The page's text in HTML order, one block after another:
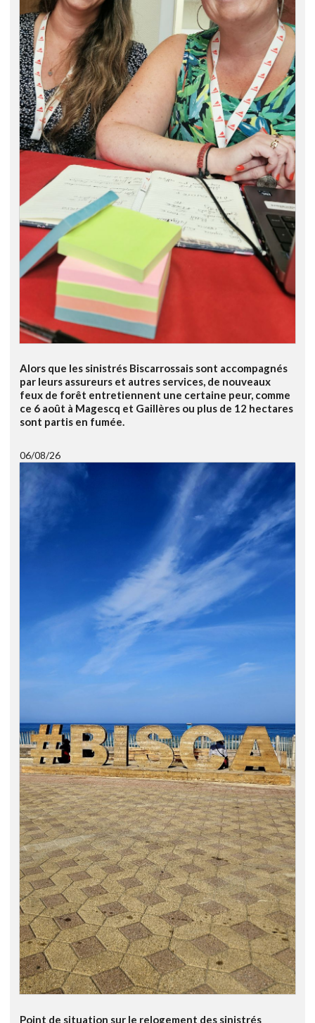
Alors que les sinistrés Biscarrossais sont accompagnés
par leurs assureurs et autres services, de nouveaux
feux de forêt entretiennent une certaine peur, comme
ce 6 août à Magescq et Gaillères ou plus de 12 hectares
sont partis en fumée.
06/08/26
Point de situation sur le relogement des sinistrés